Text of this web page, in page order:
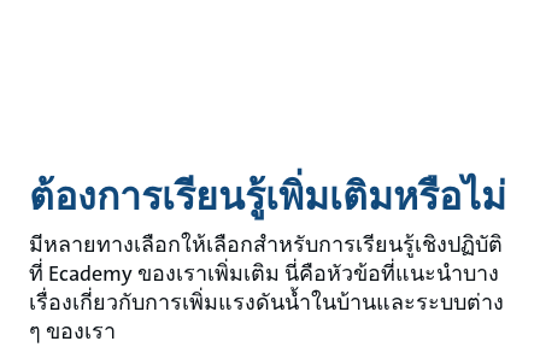
ต้องการเรียนรู้เพิ่มเติมหรือไม่
มีหลายทางเลือกให้เลือกสำหรับการเรียนรู้เชิงปฏิบัติ
ที่ Ecademy ของเราเพิ่มเติม นี่คือหัวข้อที่แนะนำบาง
เรื่องเกี่ยวกับการเพิ่มแรงดันน้ำในบ้านและระบบต่าง
ๆ ของเรา